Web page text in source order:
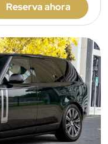
Reserva ahora